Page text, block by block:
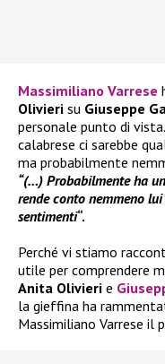
Massimiliano Varrese
Olivieri su Giuseppe
personale punto di
calabrese ci sarebbe
ma probabilmente
“(…) Probabilmente ha
rende conto nemmeno
sentimenti“.
Perché vi stiamo
utile per comprendere
Anita Olivieri e
la gieffina ha
Massimiliano Varrese il